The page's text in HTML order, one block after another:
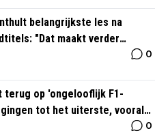
belangrijkste les na
"Dat maakt verder
0
terug op 'ongelooflijk F1-
tot het uiterste, vooral
0